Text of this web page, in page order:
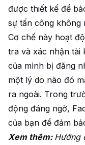
được thiết kế để
sự tấn công không
Cơ chế này hoạt
tra và xác nhận tài
của mình bị đăng
một lý do nào đó
ra ngoài. Trong
động đáng ngờ,
của bạn để đảm
Xem thêm: Hướng